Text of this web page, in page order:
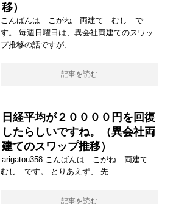
移）
こんばんは こがね 両建て むし で
す。 毎週日曜日は、異会社両建てのスワッ
プ推移の話ですが、
記事を読む
日経平均が２００００円を回復
したらしいですね。（異会社両
建てのスワップ推移）
arigatou358 こんばんは こがね 両建て
むし です。 とりあえず、 先
記事を読む